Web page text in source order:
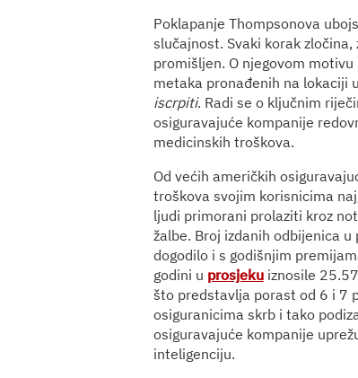
Poklapanje Thompsonova
slučajnost. Svaki korak
promišljen. O njegovom
metaka pronađenih na lokaciji
iscrpiti. Radi se o ključnim
osiguravajuće kompanije
medicinskih troškova.
Od većih američkih
troškova svojim korisnicima
ljudi primorani prolaziti kroz
žalbe. Broj izdanih odbijenica
dogodilo i s godišnjim
godini u prosjekuiznosile
što predstavlja porast od 6 i 7
osiguranicima skrb i tako
osiguravajuće kompanije
inteligenciju.